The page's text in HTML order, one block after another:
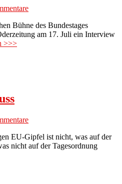
Bühne des Bundestages
am 17. Juli ein Interview
>>>
EU-Gipfel ist nicht, was auf der
nicht auf der Tagesordnung